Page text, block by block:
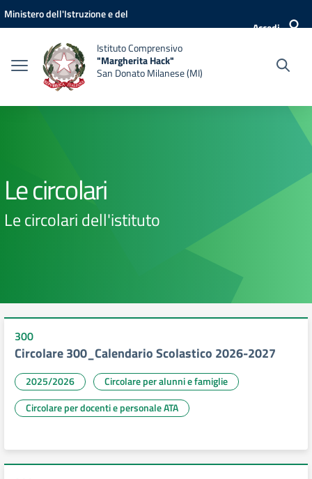
Vai ai contenuti
Vai al menu di navigazione
Vai al footer
Ministero dell'Istruzione e del
Accedi
Istituto Comprensivo
"Margherita Hack"
San Donato Milanese (MI)
Le circolari
Le circolari dell'istituto
300
Circolare 300_Calendario Scolastico 2026-2027
2025/2026
Circolare per alunni e famiglie
Circolare per docenti e personale ATA